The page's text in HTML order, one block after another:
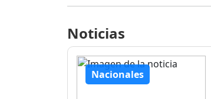
Noticias
Nacionales